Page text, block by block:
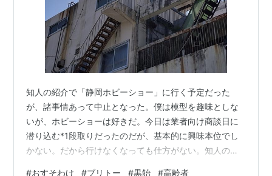
知人の紹介で「静岡ホビーショー」に行く予定だった
が、諸事情あって中止となった。僕は模型を趣味としな
いが、ホビーショーは好きだ。今日は業者向け商談日に
潜り込む*1段取りだったのだが、基本的に興味本位でし
かない。だから行けなくなっても仕方がない。知人の都
#おすそわけ #ブリトー #黒飴 #高齢者